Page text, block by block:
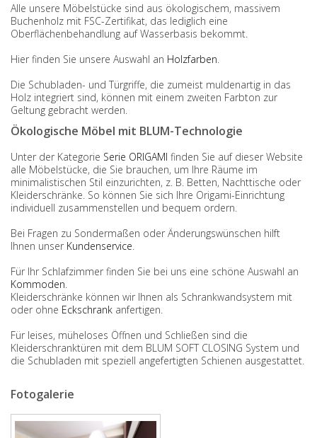
Alle unsere Möbelstücke sind aus ökologischem, massivem
Buchenholz mit FSC-Zertifikat, das lediglich eine
Oberflächenbehandlung auf Wasserbasis bekommt.
Hier finden Sie unsere Auswahl an Holzfarben
Die Schubladen- und Türgriffe, die zumeist muldenartig in das
Holz integriert sind, können mit einem zweiten Farbton zur
Geltung gebracht werden.
Ökologische Möbel mit BLUM-Technologie
Unter der Kategorie Serie ORIGAMI finden Sie auf dieser Website
alle Möbelstücke, die Sie brauchen, um Ihre Räume im
minimalistischen Stil einzurichten, z. B. Betten, Nachttische oder
Kleiderschränke. So können Sie sich Ihre Origami-Einrichtung
individuell zusammenstellen und bequem ordern.
Bei Fragen zu Sondermaßen oder Änderungswünschen hilft
Ihnen unser Kundenservice
Für Ihr Schlafzimmer finden Sie bei uns eine schöne Auswahl an
Kommoden
Kleiderschränke können wir Ihnen als Schrankwandsystem mit
oder ohne Eckschrank anfertigen.
Für leises, müheloses Öffnen und Schließen sind die
Kleiderschranktüren mit dem BLUM SOFT CLOSING System und
die Schubladen mit speziell angefertigten Schienen ausgestattet.
Fotogalerie